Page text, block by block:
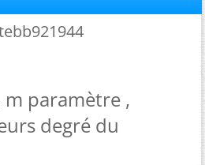
m paramètre ,
degré du